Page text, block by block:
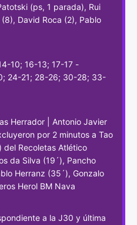
(ps, 1 parada), Rui
David Roca (2), Pablo
10; 16-13; 17-17 -
24-21; 28-26; 30-28; 33-
Herrador | Antonio Javier
por 2 minutos a Tao
del Recoletas Atlético
da Silva (19´), Pancho
Herranz (35´), Gonzalo
Herol BM Nava
a la J30 y última